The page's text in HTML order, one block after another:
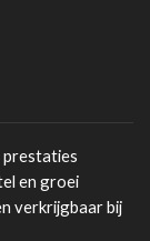
prestaties
en groei
verkrijgbaar bij